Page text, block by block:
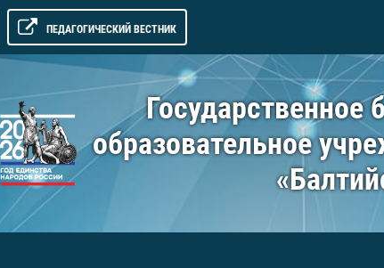
ПЕДАГОГИЧЕСКИЙ ВЕСТНИК
образовательное